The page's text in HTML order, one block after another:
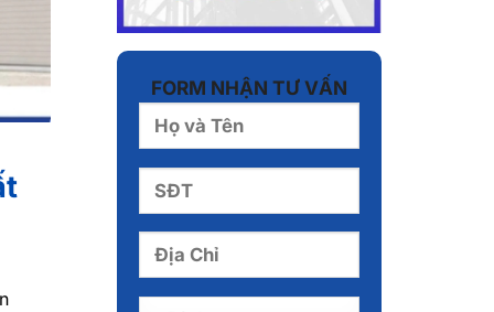
FORM NHẬN TƯ VẤN